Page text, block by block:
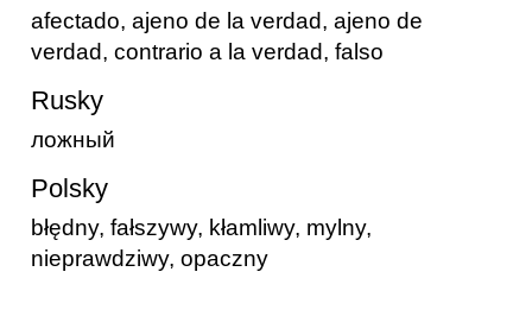
afectado, ajeno de la verdad, ajeno de
verdad, contrario a la verdad, falso
Rusky
ложный
Polsky
błędny, fałszywy, kłamliwy, mylny,
nieprawdziwy, opaczny